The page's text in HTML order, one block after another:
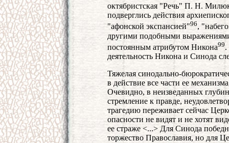
октябристская "Речь" П. Н.
подверглись действия
"афонской экспансией"96,
другими подобными
постоянным атрибутом Никона99.
деятельность Никона и Синода
Тяжелая синодально-
в действие все части ее
Очевидно, в неизведанных
стремление к правде,
трагедию переживает сейчас
опасности не видят и не хотят
ее страже <...> Для Синода
торжество Православия, но для